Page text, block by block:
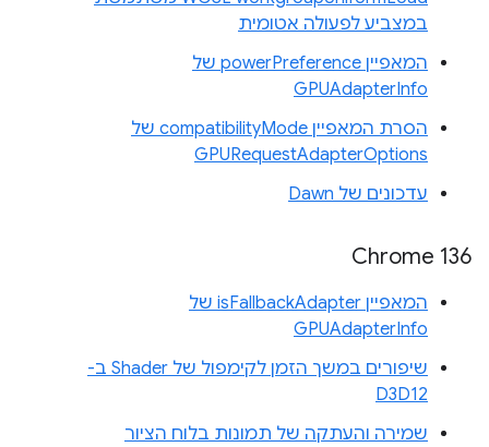
במצביע לפעולה אטומית
המאפיין powerPreference של
GPUAdapterInfo
הסרת המאפיין compatibilityMode של
GPURequestAdapterOptions
עדכונים של Dawn
Chrome 136
המאפיין isFallbackAdapter של
GPUAdapterInfo
שיפורים במשך הזמן לקימפול של Shader ב-
D3D12
שמירה והעתקה של תמונות בלוח הציור